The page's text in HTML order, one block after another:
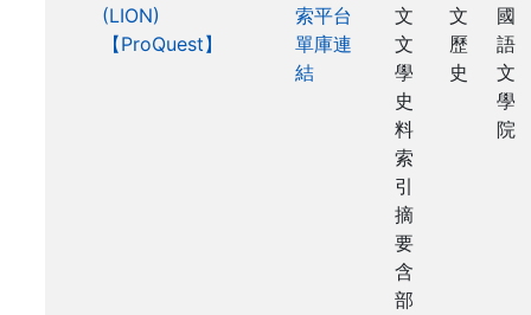
(LION)
【ProQuest】
索平台
單庫連
結
文
文
學
史
料
索
引
摘
要
含
部
文
歷
史
國
語
文
學
院